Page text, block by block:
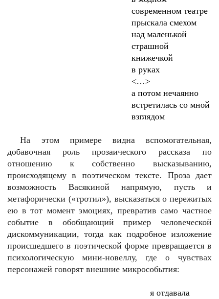
современном театре
прыскала смехом
над маленькой
страшной
книжечкой
в руках
<…>
а потом нечаянно
встретилась со мной
взглядом
На этом примере видна вспомогательная,
добавочная роль прозаического рассказа по
отношению к собственно высказыванию,
происходящему в поэтическом тексте. Проза дает
возможность Васякиной напрямую, пусть и
метафорически («тротил»), высказаться о пережитых
ею в тот момент эмоциях, превратив само частное
событие в обобщающий пример человеческой
дискоммуникации, тогда как подробное изложение
происшедшего в поэтической форме превращается в
психологическую мини-новеллу, где о чувствах
персонажей говорят внешние микрособытия:
я отдавала